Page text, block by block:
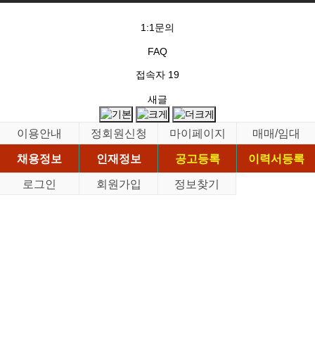
1:1문의
FAQ
접속자 19
새글
이용안내 정회원신청 마이페이지
매매/임대
채용정보
인재정보 공고등록
이력서등록
로그인
회원가입 정보찾기